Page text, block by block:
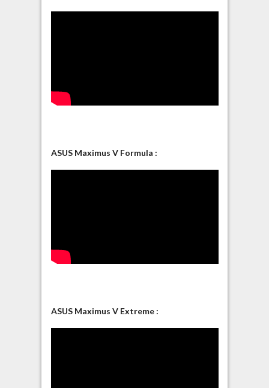
ASUS Maximus V Formula :
ASUS Maximus V Extreme :